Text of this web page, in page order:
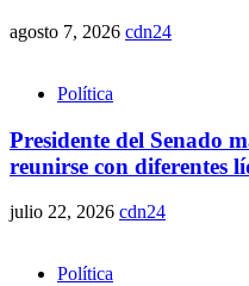
agosto 7, 2026 cdn24
Política
Presidente del Senado
reunirse con diferentes
julio 22, 2026 cdn24
Política